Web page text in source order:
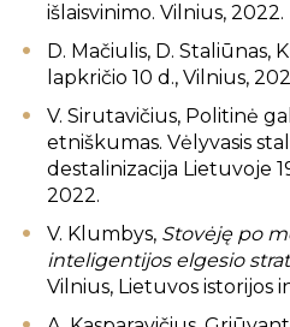
išlaisvinimo. Vilnius, 2022.
D. Mačiulis, D. Staliūnas,
lapkričio 10 d., Vilnius,
V. Sirutavičius, Politinė
etniškumas. Vėlyvasis
destalinizacija Lietuvoje
2022.
V. Klumbys, Stovėję po
inteligentijos elgesio
Vilnius, Lietuvos istorijos